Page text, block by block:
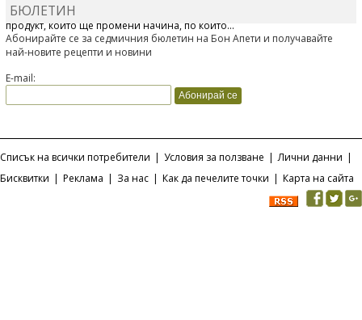
Отскоро Лесафр България стартира предлагането на изцяло нов
продукт, който ще промени начина, по който...
БЮЛЕТИН
Абонирайте се за седмичния бюлетин на Бон Апети и получавайте
най-новите рецепти и новини
E-mail:
Списък на всички потребители | Условия за ползване | Лични данни |
Бисквитки | Реклама | За нас | Как да печелите точки | Карта на сайта